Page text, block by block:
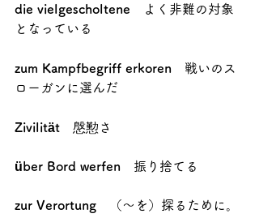
die vielgescholtene よく非難の対象
となっている
zum Kampfbegriff erkoren 戦いのス
ローガンに選んだ
Zivilität 慇懃さ
über Bord werfen 振り捨てる
zur Verortung （～を）探るために。